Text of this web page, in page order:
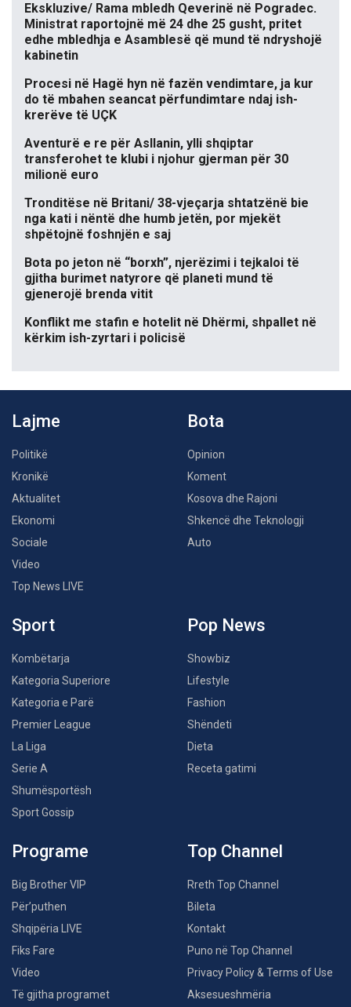
Ekskluzive/ Rama mbledh Qeverinë në Pogradec.
Ministrat raportojnë më 24 dhe 25 gusht, pritet
edhe mbledhja e Asamblesë që mund të ndryshojë
kabinetin
Procesi në Hagë hyn në fazën vendimtare, ja kur
do të mbahen seancat përfundimtare ndaj ish-
krerëve të UÇK
Aventurë e re për Asllanin, ylli shqiptar
transferohet te klubi i njohur gjerman për 30
milionë euro
Tronditëse në Britani/ 38-vjeçarja shtatzënë bie
nga kati i nëntë dhe humb jetën, por mjekët
shpëtojnë foshnjën e saj
Bota po jeton në “borxh”, njerëzimi i tejkaloi të
gjitha burimet natyrore që planeti mund të
gjenerojë brenda vitit
Konflikt me stafin e hotelit në Dhërmi, shpallet në
kërkim ish-zyrtari i policisë
Lajme
Politikë
Kronikë
Aktualitet
Ekonomi
Sociale
Video
Top News LIVE
Bota
Opinion
Koment
Kosova dhe Rajoni
Shkencë dhe Teknologji
Auto
Sport
Kombëtarja
Kategoria Superiore
Kategoria e Parë
Premier League
La Liga
Serie A
Shumësportësh
Sport Gossip
Pop News
Showbiz
Lifestyle
Fashion
Shëndeti
Dieta
Receta gatimi
Programe
Big Brother VIP
Për’puthen
Shqipëria LIVE
Fiks Fare
Video
Të gjitha programet
Top Channel
Rreth Top Channel
Bileta
Kontakt
Puno në Top Channel
Privacy Policy & Terms of Use
Aksesueshmëria